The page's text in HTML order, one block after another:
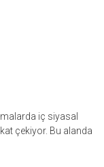
iç siyasal
çekiyor. Bu alanda